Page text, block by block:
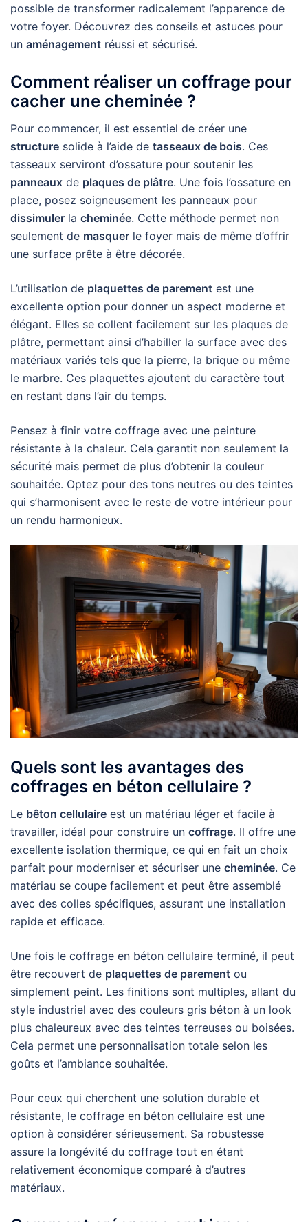
possible de transformer radicalement l’apparence de
votre foyer. Découvrez des conseils et astuces pour
un aménagement réussi et sécurisé.
Comment réaliser un coffrage pour
cacher une cheminée ?
Pour commencer, il est essentiel de créer une
structure solide à l’aide de tasseaux de bois. Ces
tasseaux serviront d’ossature pour soutenir les
panneaux de plaques de plâtre. Une fois l’ossature en
place, posez soigneusement les panneaux pour
dissimuler la cheminée. Cette méthode permet non
seulement de masquer le foyer mais de même d’offrir
une surface prête à être décorée.
L’utilisation de plaquettes de parement est une
excellente option pour donner un aspect moderne et
élégant. Elles se collent facilement sur les plaques de
plâtre, permettant ainsi d’habiller la surface avec des
matériaux variés tels que la pierre, la brique ou même
le marbre. Ces plaquettes ajoutent du caractère tout
en restant dans l’air du temps.
Pensez à finir votre coffrage avec une peinture
résistante à la chaleur. Cela garantit non seulement la
sécurité mais permet de plus d’obtenir la couleur
souhaitée. Optez pour des tons neutres ou des teintes
qui s’harmonisent avec le reste de votre intérieur pour
un rendu harmonieux.
Quels sont les avantages des
coffrages en béton cellulaire ?
Le bêton cellulaire est un matériau léger et facile à
travailler, idéal pour construire un coffrage. Il offre une
excellente isolation thermique, ce qui en fait un choix
parfait pour moderniser et sécuriser une cheminée. Ce
matériau se coupe facilement et peut être assemblé
avec des colles spécifiques, assurant une installation
rapide et efficace.
Une fois le coffrage en béton cellulaire terminé, il peut
être recouvert de plaquettes de parement ou
simplement peint. Les finitions sont multiples, allant du
style industriel avec des couleurs gris béton à un look
plus chaleureux avec des teintes terreuses ou boisées.
Cela permet une personnalisation totale selon les
goûts et l’ambiance souhaitée.
Pour ceux qui cherchent une solution durable et
résistante, le coffrage en béton cellulaire est une
option à considérer sérieusement. Sa robustesse
assure la longévité du coffrage tout en étant
relativement économique comparé à d’autres
matériaux.